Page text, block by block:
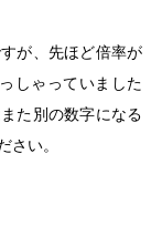
が、先ほど倍率が
しゃっていました
た別の数字になる
さい。